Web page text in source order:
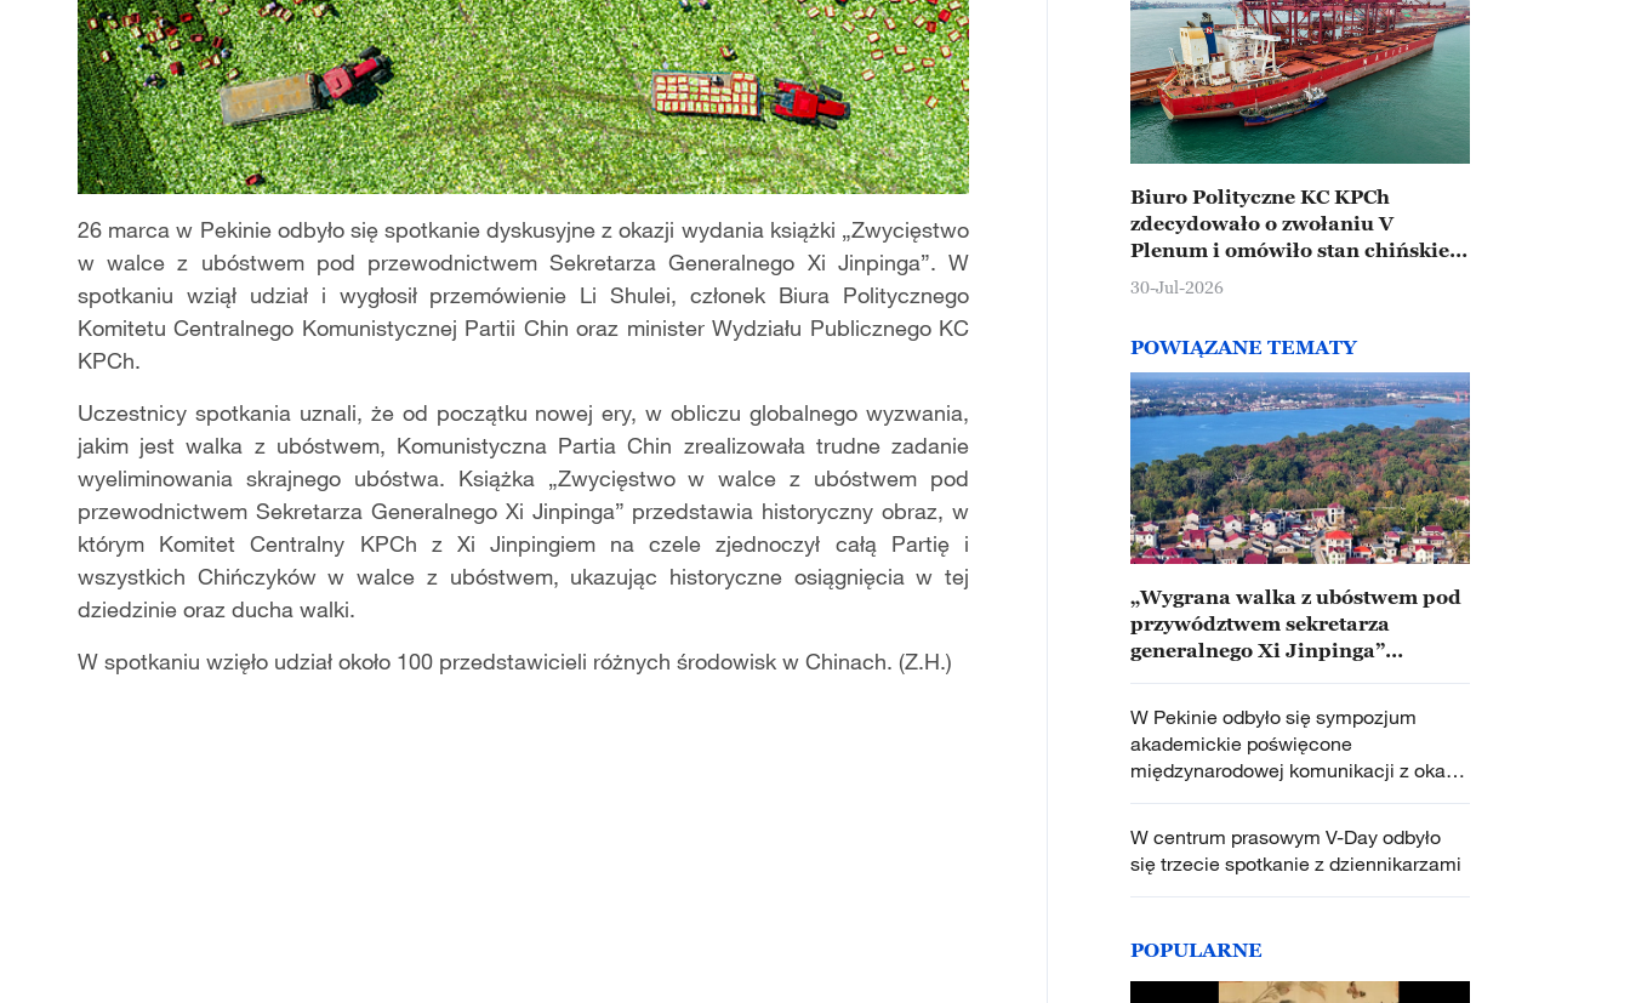
26 marca w Pekinie odbyło się spotkanie dyskusyjne z okazji wydania książki „Zwycięstwo
w walce z ubóstwem pod przewodnictwem Sekretarza Generalnego Xi Jinpinga”. W
spotkaniu wziął udział i wygłosił przemówienie Li Shulei, członek Biura Politycznego
Komitetu Centralnego Komunistycznej Partii Chin oraz minister Wydziału Publicznego KC
KPCh.
Uczestnicy spotkania uznali, że od początku nowej ery, w obliczu globalnego wyzwania,
jakim jest walka z ubóstwem, Komunistyczna Partia Chin zrealizowała trudne zadanie
wyeliminowania skrajnego ubóstwa. Książka „Zwycięstwo w walce z ubóstwem pod
przewodnictwem Sekretarza Generalnego Xi Jinpinga” przedstawia historyczny obraz, w
którym Komitet Centralny KPCh z Xi Jinpingiem na czele zjednoczył całą Partię i
wszystkich Chińczyków w walce z ubóstwem, ukazując historyczne osiągnięcia w tej
dziedzinie oraz ducha walki.
W spotkaniu wzięło udział około 100 przedstawicieli różnych środowisk w Chinach. (Z.H.)
Biuro Polityczne KC KPCh
zdecydowało o zwołaniu V
Plenum i omówiło stan chińskiej
gospodarki
30-Jul-2026
POWIĄZANE TEMATY
„Wygrana walka z ubóstwem pod
przywództwem sekretarza
generalnego Xi Jinpinga”
W Pekinie odbyło się sympozjum
akademickie poświęcone
międzynarodowej komunikacji z okazji
80. rocznicy zwycięstwa w wojnie
W centrum prasowym V-Day odbyło
się trzecie spotkanie z dziennikarzami
POPULARNE